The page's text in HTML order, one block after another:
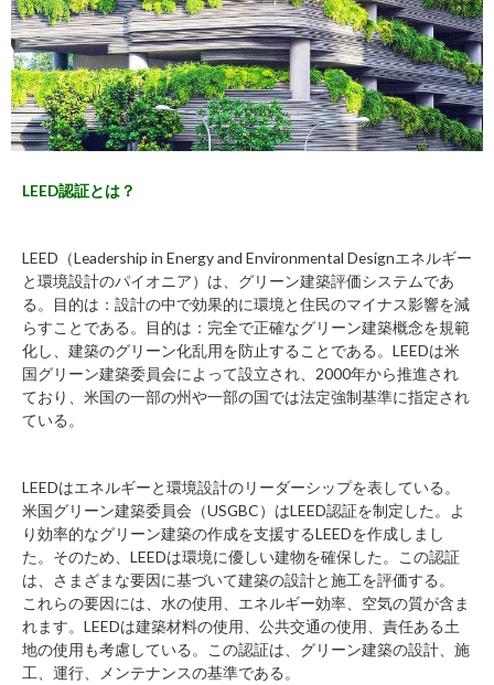
LEED認証とは？
LEED（Leadership in Energy and Environmental Designエネルギー
と環境設計のパイオニア）は、グリーン建築評価システムであ
る。目的は：設計の中で効果的に環境と住民のマイナス影響を減
らすことである。目的は：完全で正確なグリーン建築概念を規範
化し、建築のグリーン化乱用を防止することである。LEEDは米
国グリーン建築委員会によって設立され、2000年から推進され
ており、米国の一部の州や一部の国では法定強制基準に指定され
ている。
LEEDはエネルギーと環境設計のリーダーシップを表している。
米国グリーン建築委員会（USGBC）はLEED認証を制定した。よ
り効率的なグリーン建築の作成を支援するLEEDを作成しまし
た。そのため、LEEDは環境に優しい建物を確保した。この認証
は、さまざまな要因に基づいて建築の設計と施工を評価する。
これらの要因には、水の使用、エネルギー効率、空気の質が含ま
れます。LEEDは建築材料の使用、公共交通の使用、責任ある土
地の使用も考慮している。この認証は、グリーン建築の設計、施
工、運行、メンテナンスの基準である。